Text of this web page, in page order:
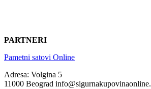
PARTNERI
Pametni satovi Online
Adresa: Volgina 5
11000 Beograd